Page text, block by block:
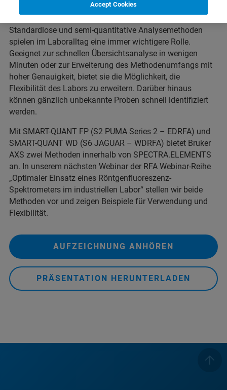
WD für S2 PUMA & S6 JAGUAR" einladen.
Standardlose und semi-quantitative Analysemethoden
spielen im Laboralltag eine immer wichtigere Rolle.
Geeignet zur schnellen Übersichtsanalyse in wenigen
Minuten oder zur Erweiterung des Methodenumfangs mit
hoher Genauigkeit, bietet sie die Möglichkeit, die
Flexibilität des Labors zu erweitern. Darüber hinaus
können gänzlich unbekannte Proben schnell identifiziert
werden.
Mit SMART-QUANT FP (S2 PUMA Series 2 – EDRFA) und
SMART-QUANT WD (S6 JAGUAR – WDRFA) bietet Bruker
AXS zwei Methoden innerhalb von SPECTRA.ELEMENTS
an. In unserem nächsten Webinar der RFA Webinar-Reihe
„Optimaler Einsatz eines Röntgenfluoreszenz-
Spektrometers im industriellen Labor“ stellen wir beide
Methoden vor und zeigen Beispiele für Verwendung und
Flexibilität.
AUFZEICHNUNG ANHÖREN
PRÄSENTATION HERUNTERLADEN
Accept Cookies